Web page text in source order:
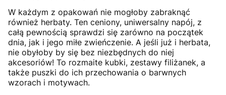
W każdym z opakowań nie mogłoby zabraknąć
również herbaty. Ten ceniony, uniwersalny napój, z
całą pewnością sprawdzi się zarówno na początek
dnia, jak i jego miłe zwieńczenie. A jeśli już i herbata,
nie obyłoby by się bez niezbędnych do niej
akcesoriów! To rozmaite kubki, zestawy filiżanek, a
także puszki do ich przechowania o barwnych
wzorach i motywach.